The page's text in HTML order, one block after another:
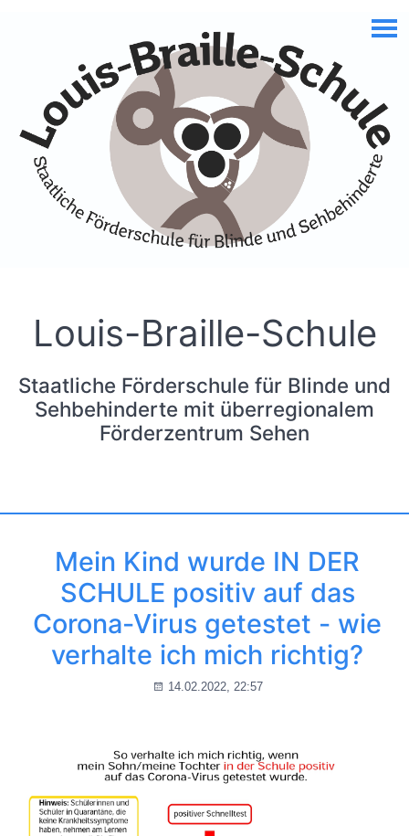
Louis-Braille-Schule
Staatliche Förderschule für Blinde und
Sehbehinderte mit überregionalem
Förderzentrum Sehen
Mein Kind wurde IN DER
SCHULE positiv auf das
Corona-Virus getestet - wie
verhalte ich mich richtig?
14.02.2022, 22:57